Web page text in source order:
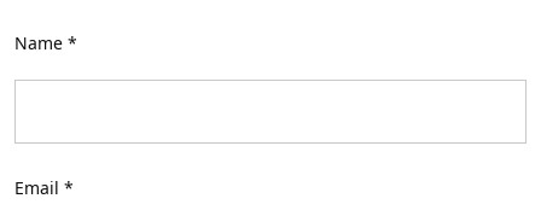
Name *
Email *